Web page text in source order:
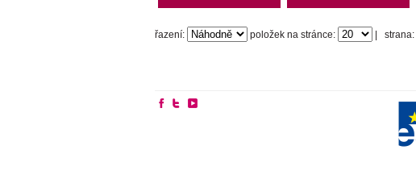
řazení: položek na stránce: strana: